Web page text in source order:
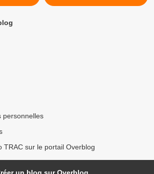
personnelles
TRAC sur le portail Overblog